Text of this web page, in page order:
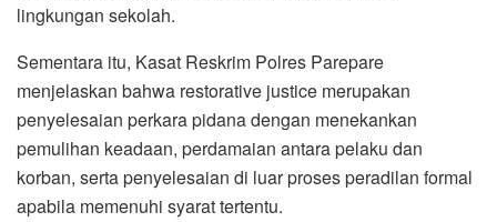
lingkungan sekolah.
Sementara itu, Kasat Reskrim Polres Parepare
menjelaskan bahwa restorative justice merupakan
penyelesaian perkara pidana dengan menekankan
pemulihan keadaan, perdamaian antara pelaku dan
korban, serta penyelesaian di luar proses peradilan formal
apabila memenuhi syarat tertentu.